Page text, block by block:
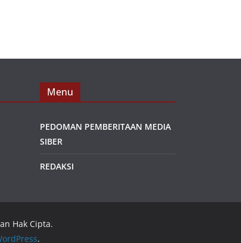
Menu
PEDOMAN PEMBERITAAN MEDIA
SIBER
REDAKSI
Hak Cipta.
.